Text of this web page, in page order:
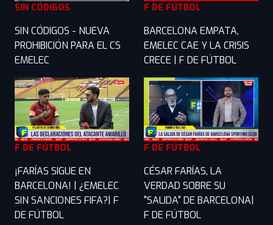
SIN CÓDIGOS
SIN CÓDIGOS - NUEVA
PROHIBICIÓN PARA EL CS
EMELEC
F DE FÚTBOL
BARCELONA EMPATA,
EMELEC CAE Y LA CRISIS
CRECE | F DE FÚTBOL
F DE FÚTBOL
¡FARÍAS SIGUE EN
BARCELONA! | ¿EMELEC
SIN SANCIONES FIFA?| F
DE FÚTBOL
F DE FÚTBOL
CÉSAR FARÍAS, LA
VERDAD SOBRE SU
"SALIDA" DE BARCELONA|
F DE FÚTBOL